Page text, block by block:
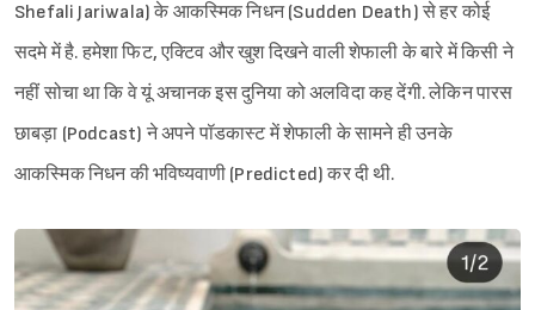
Shefali Jariwala) के आकस्मिक निधन (Sudden Death) से हर कोई
सदमे में है. हमेशा फिट, एक्टिव और खुश दिखने वाली शेफाली के बारे में किसी ने
नहीं सोचा था कि वे यूं अचानक इस दुनिया को अलविदा कह देंगी. लेकिन पारस
छाबड़ा (Podcast) ने अपने पॉडकास्ट में शेफाली के सामने ही उनके
आकस्मिक निधन की भविष्यवाणी (Predicted) कर दी थी.